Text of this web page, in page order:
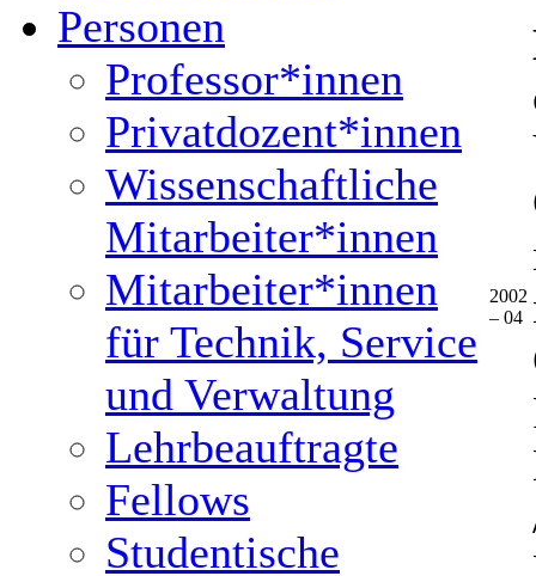
Personen
Professor*innen
Privatdozent*innen
Wissenschaftliche
Mitarbeiter*innen
Mitarbeiter*innen
für Technik, Service
und Verwaltung
Lehrbeauftragte
Fellows
Studentische
2002
– 04